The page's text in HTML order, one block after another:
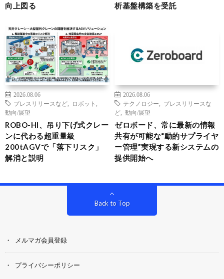
向上図る
析基盤構築を受託
2026.08.06
プレスリリースなど
ロボット
動向/展望
ROBO-HI、吊り下げ式クレー
ンに代わる超重量級
200tAGVで「落下リスク」
解消と説明
2026.08.06
テクノロジー
プレスリリースな
ど
動向/展望
ゼロボード、常に最新の情報
共有が可能な“動的サプライヤ
ー管理”実現する新システムの
提供開始へ
Back to Top
メルマガ会員登録
プライバシーポリシー